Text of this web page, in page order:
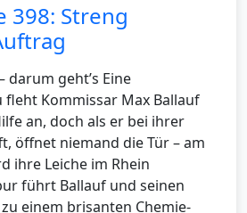
398: Streng
darum geht’s Eine
fleht Kommissar Max Ballauf
an, doch als er bei ihrer
öffnet niemand die Tür – am
ihre Leiche im Rhein
führt Ballauf und seinen
einem brisanten Chemie-